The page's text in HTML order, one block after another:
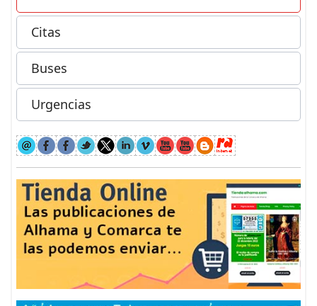
Citas
Buses
Urgencias